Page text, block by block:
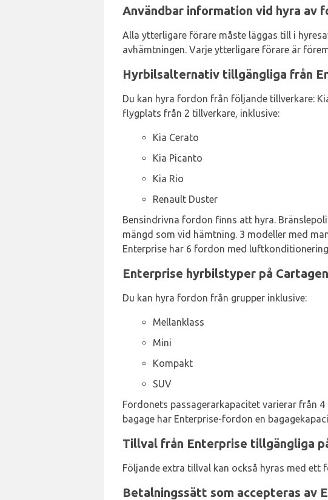
Användbar information vid hyra av
Alla ytterligare förare måste läggas till i
avhämtningen. Varje ytterligare förare är
Hyrbilsalternativ tillgängliga från
Du kan hyra fordon från följande tillverkare:
flygplats från 2 tillverkare, inklusive:
Kia Cerato
Kia Picanto
Kia Rio
Renault Duster
Bensindrivna fordon finns att hyra.
mängd som vid hämtning. 3 modeller med
Enterprise har 6 fordon med
Enterprise hyrbilstyper på
Du kan hyra fordon från grupper inklusive:
Mellanklass
Mini
Kompakt
SUV
Fordonets passagerarkapacitet varierar från
bagage har Enterprise-fordon en
Tillval från Enterprise tillgängliga
Följande extra tillval kan också hyras med ett
Betalningssätt som accepteras av